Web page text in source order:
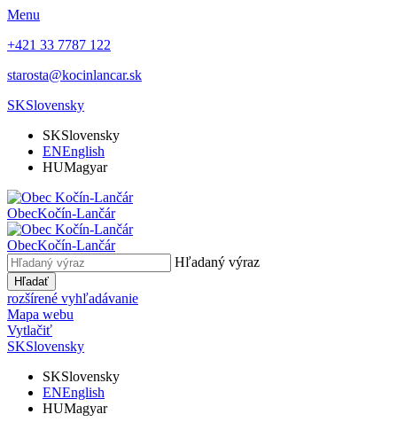
Menu
+421 33 7787 122
starosta@kocinlancar.sk
SKSlovensky
SKSlovensky
ENEnglish
HUMagyar
ObecKočín-Lančár
ObecKočín-Lančár
Hľadaný výraz
Hľadať
rozšírené vyhľadávanie
Mapa webu
Vytlačiť
SKSlovensky
SKSlovensky
ENEnglish
HUMagyar